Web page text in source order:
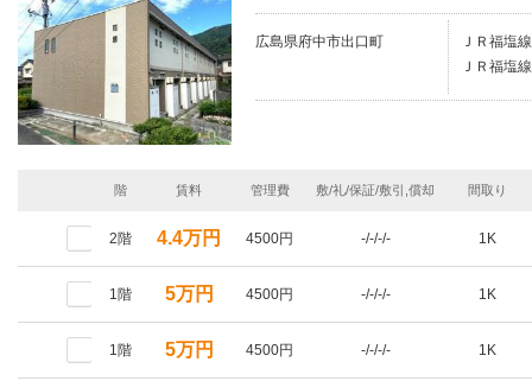
広島県府中市出口町
ＪＲ福塩
ＪＲ福塩
階 賃料 管理費 敷/礼/保証/敷引,償却 間取り
2階 4.4万円 4500円 -/-/-/- 1K
1階 5万円 4500円 -/-/-/- 1K
1階 5万円 4500円 -/-/-/- 1K